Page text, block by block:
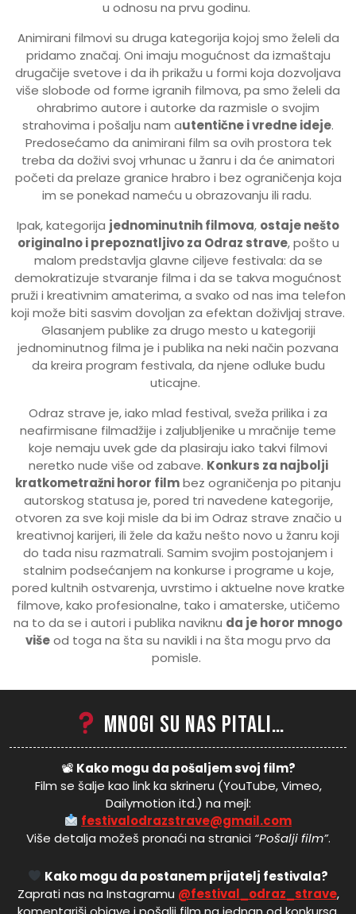
u odnosu na prvu godinu.
Animirani filmovi su druga kategorija kojoj smo želeli da
pridamo značaj. Oni imaju mogućnost da izmaštaju
drugačije svetove i da ih prikažu u formi koja dozvoljava
više slobode od forme igranih filmova, pa smo želeli da
ohrabrimo autore i autorke da razmisle o svojim
strahovima i pošalju nam autentične i vredne ideje.
Predosećamo da animirani film sa ovih prostora tek
treba da doživi svoj vrhunac u žanru i da će animatori
početi da prelaze granice hrabro i bez ograničenja koja
im se ponekad nameću u obrazovanju ili radu.
Ipak, kategorija jednominutnih filmova, ostaje nešto
originalno i prepoznatljivo za Odraz strave, pošto u
malom predstavlja glavne ciljeve festivala: da se
demokratizuje stvaranje filma i da se takva mogućnost
pruži i kreativnim amaterima, a svako od nas ima telefon
koji može biti sasvim dovoljan za efektan doživljaj strave.
Glasanjem publike za drugo mesto u kategoriji
jednominutnog filma je i publika na neki način pozvana
da kreira program festivala, da njene odluke budu
uticajne.
Odraz strave je, iako mlad festival, sveža prilika i za
neafirmisane filmadžije i zaljubljenike u mračnije teme
koje nemaju uvek gde da plasiraju iako takvi filmovi
neretko nude više od zabave. Konkurs za najbolji
kratkometražni horor filmbez ograničenja po pitanju
autorskog statusa je, pored tri navedene kategorije,
otvoren za sve koji misle da bi im Odraz strave značio u
kreativnoj karijeri, ili žele da kažu nešto novo u žanru koji
do tada nisu razmatrali. Samim svojim postojanjem i
stalnim podsećanjem na konkurse i programe u koje,
pored kultnih ostvarenja, uvrstimo i aktuelne nove kratke
filmove, kako profesionalne, tako i amaterske, utičemo
na to da se i autori i publika naviknu da je horor mnogo
višeod toga na šta su navikli i na šta mogu prvo da
pomisle.
Mnogi su nas pitali…
📽 Kako mogu da pošaljem svoj film?
Film se šalje kao link ka skrineru (YouTube, Vimeo,
Dailymotion itd.) na mejl:
festivalodrazstrave@gmail.com
Više detalja možeš pronaći na stranici “Pošalji film”.
Kako mogu da postanem prijatelj festivala?
Zaprati nas na Instagramu @festival_odraz_strave,